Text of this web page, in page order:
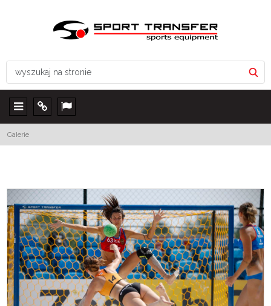
Menu Info Lang
Galerie